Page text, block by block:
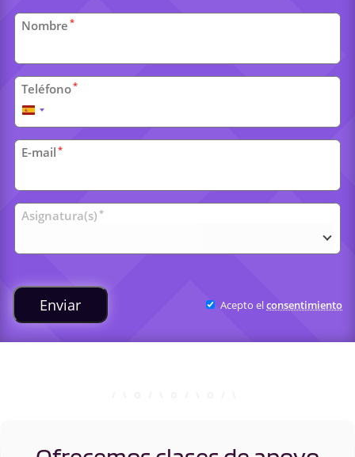
Datos
personales
Nombre *
Teléfono*
España
+34
E-mail *
Clases
universitarias
Asignatura(s) *
Enviar Acepto elconsentimiento